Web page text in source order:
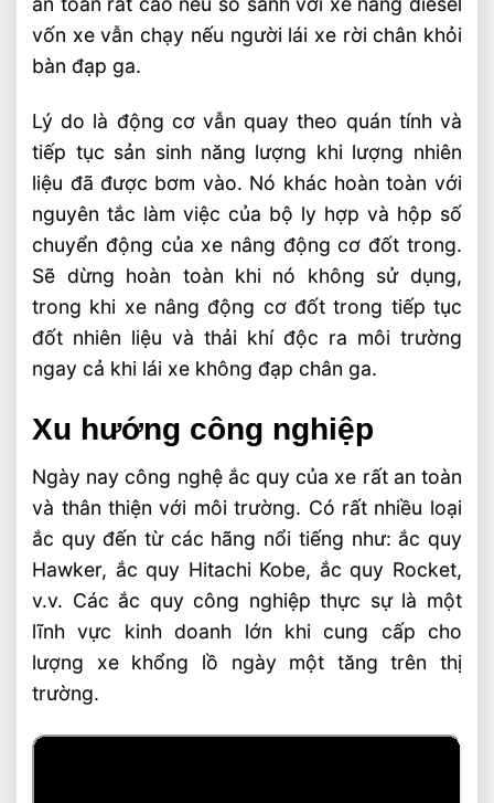
vốn xe vẫn chạy nếu người lái xe rời chân khỏi
bàn đạp ga.
Lý do là động cơ vẫn quay theo quán tính và
tiếp tục sản sinh năng lượng khi lượng nhiên
liệu đã được bơm vào. Nó khác hoàn toàn với
nguyên tắc làm việc của bộ ly hợp và hộp số
chuyển động của xe nâng động cơ đốt trong.
Sẽ dừng hoàn toàn khi nó không sử dụng,
trong khi xe nâng động cơ đốt trong tiếp tục
đốt nhiên liệu và thải khí độc ra môi trường
ngay cả khi lái xe không đạp chân ga.
Xu hướng công nghiệp
Ngày nay công nghệ ắc quy của xe rất an toàn
và thân thiện với môi trường. Có rất nhiều loại
ắc quy đến từ các hãng nổi tiếng như: ắc quy
Hawker, ắc quy Hitachi Kobe, ắc quy Rocket,
v.v. Các ắc quy công nghiệp thực sự là một
lĩnh vực kinh doanh lớn khi cung cấp cho
lượng xe khổng lồ ngày một tăng trên thị
trường.